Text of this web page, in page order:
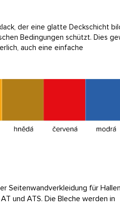
der eine glatte Deckschicht
Bedingungen schützt. Dies
auch eine einfache
Seitenwandverkleidung für
und ATS. Die Bleche werden in